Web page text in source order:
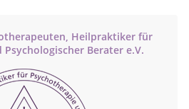
Heilpraktiker für
Berater e.V.